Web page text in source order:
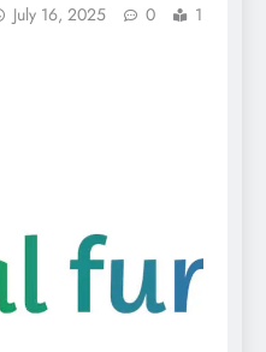
July 16, 2025 0
1